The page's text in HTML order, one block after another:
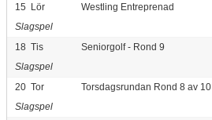
15 Lör
Westling Entreprenad
Slagspel
18 Tis
Seniorgolf - Rond 9
Slagspel
20 Tor
Torsdagsrundan Rond 8 av 10
Slagspel